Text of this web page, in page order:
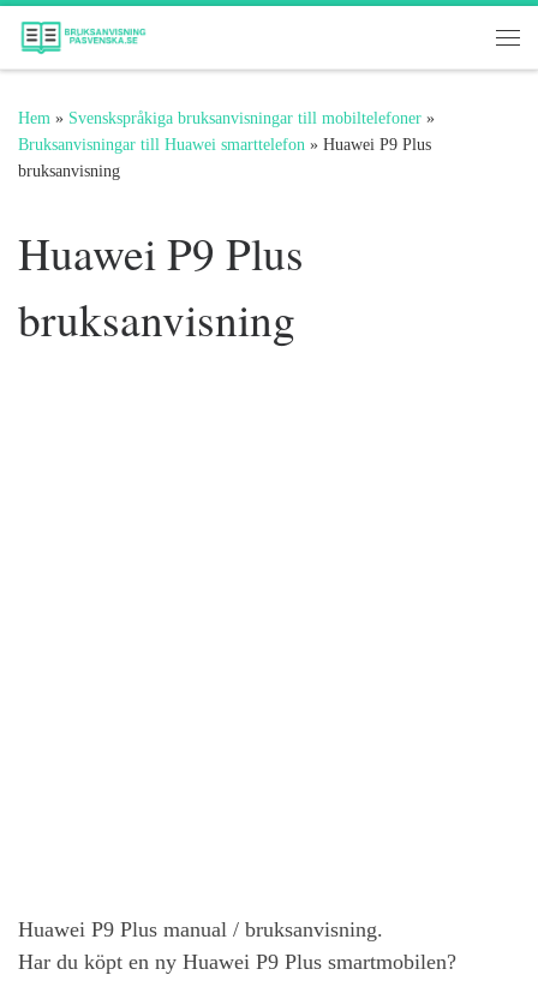
Hoppa till innehåll
Hem » Svenskspråkiga bruksanvisningar till mobiltelefoner »
Bruksanvisningar till Huawei smarttelefon » Huawei P9 Plus
bruksanvisning
Huawei P9 Plus
bruksanvisning
Huawei P9 Plus manual / bruksanvisning.
Har du köpt en ny Huawei P9 Plus smartmobilen?